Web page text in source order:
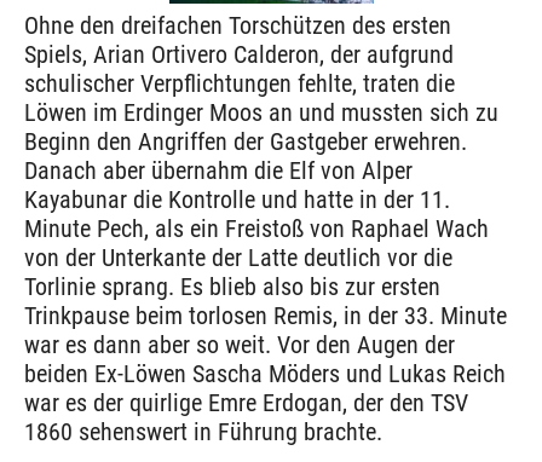
Ohne den dreifachen Torschützen des ersten
Spiels, Arian Ortivero Calderon, der aufgrund
schulischer Verpflichtungen fehlte, traten die
Löwen im Erdinger Moos an und mussten sich zu
Beginn den Angriffen der Gastgeber erwehren.
Danach aber übernahm die Elf von Alper
Kayabunar die Kontrolle und hatte in der 11.
Minute Pech, als ein Freistoß von Raphael Wach
von der Unterkante der Latte deutlich vor die
Torlinie sprang. Es blieb also bis zur ersten
Trinkpause beim torlosen Remis, in der 33. Minute
war es dann aber so weit. Vor den Augen der
beiden Ex-Löwen Sascha Möders und Lukas Reich
war es der quirlige Emre Erdogan, der den TSV
1860 sehenswert in Führung brachte.